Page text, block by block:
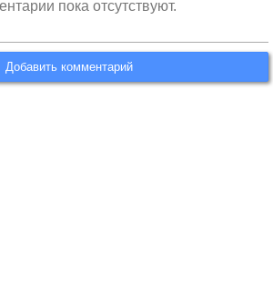
пока отсутствуют.
Добавить комментарий